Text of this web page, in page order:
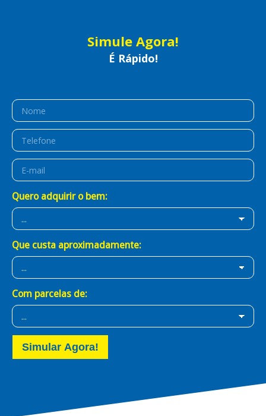
Simule Agora!
É Rápido!
Quero adquirir o bem:
Que custa aproximadamente:
Com parcelas de:
Simular Agora!